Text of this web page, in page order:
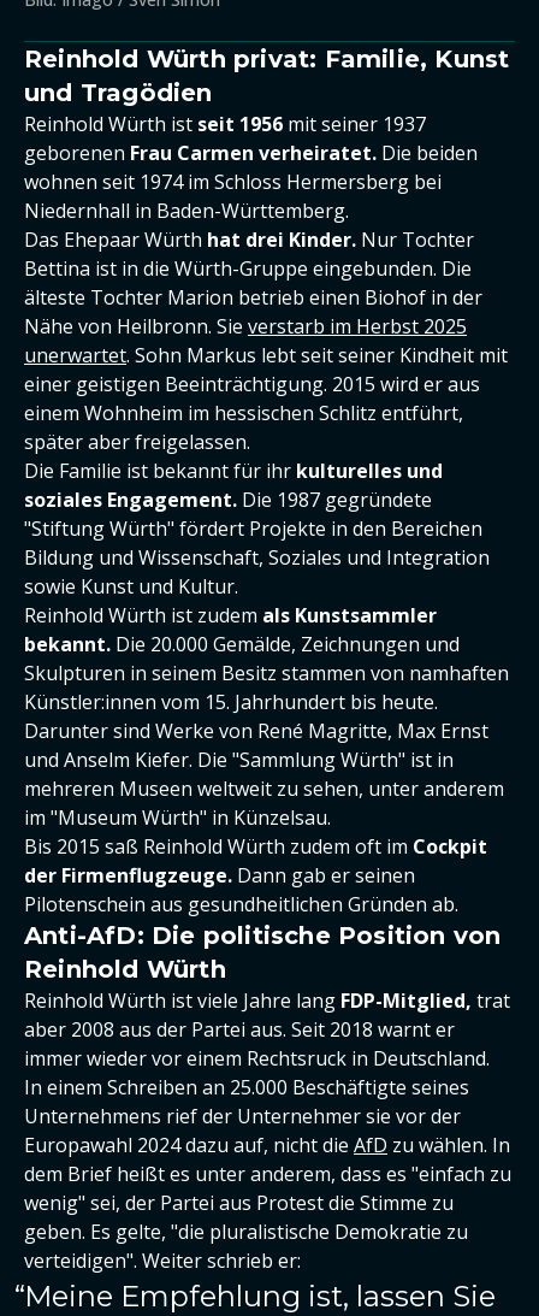
Reinhold Würth privat: Familie, Kunst
und Tragödien
Reinhold Würth ist seit 1956 mit seiner 1937
geborenen Frau Carmen verheiratet. Die beiden
wohnen seit 1974 im Schloss Hermersberg bei
Niedernhall in Baden-Württemberg.
Das Ehepaar Würth hat drei Kinder. Nur Tochter
Bettina ist in die Würth-Gruppe eingebunden. Die
älteste Tochter Marion betrieb einen Biohof in der
Nähe von Heilbronn. Sie verstarb im Herbst 2025
unerwartet. Sohn Markus lebt seit seiner Kindheit mit
einer geistigen Beeinträchtigung. 2015 wird er aus
einem Wohnheim im hessischen Schlitz entführt,
später aber freigelassen.
Die Familie ist bekannt für ihr kulturelles und
soziales Engagement. Die 1987 gegründete
"Stiftung Würth" fördert Projekte in den Bereichen
Bildung und Wissenschaft, Soziales und Integration
sowie Kunst und Kultur.
Reinhold Würth ist zudem als Kunstsammler
bekannt. Die 20.000 Gemälde, Zeichnungen und
Skulpturen in seinem Besitz stammen von namhaften
Künstler:innen vom 15. Jahrhundert bis heute.
Darunter sind Werke von René Magritte, Max Ernst
und Anselm Kiefer. Die "Sammlung Würth" ist in
mehreren Museen weltweit zu sehen, unter anderem
im "Museum Würth" in Künzelsau.
Bis 2015 saß Reinhold Würth zudem oft im Cockpit
der Firmenflugzeuge. Dann gab er seinen
Pilotenschein aus gesundheitlichen Gründen ab.
Anti-AfD: Die politische Position von
Reinhold Würth
Reinhold Würth ist viele Jahre lang FDP-Mitglied, trat
aber 2008 aus der Partei aus. Seit 2018 warnt er
immer wieder vor einem Rechtsruck in Deutschland.
In einem Schreiben an 25.000 Beschäftigte seines
Unternehmens rief der Unternehmer sie vor der
Europawahl 2024 dazu auf, nicht die AfD zu wählen. In
dem Brief heißt es unter anderem, dass es "einfach zu
wenig" sei, der Partei aus Protest die Stimme zu
geben. Es gelte, "die pluralistische Demokratie zu
verteidigen". Weiter schrieb er:
Meine Empfehlung ist, lassen Sie